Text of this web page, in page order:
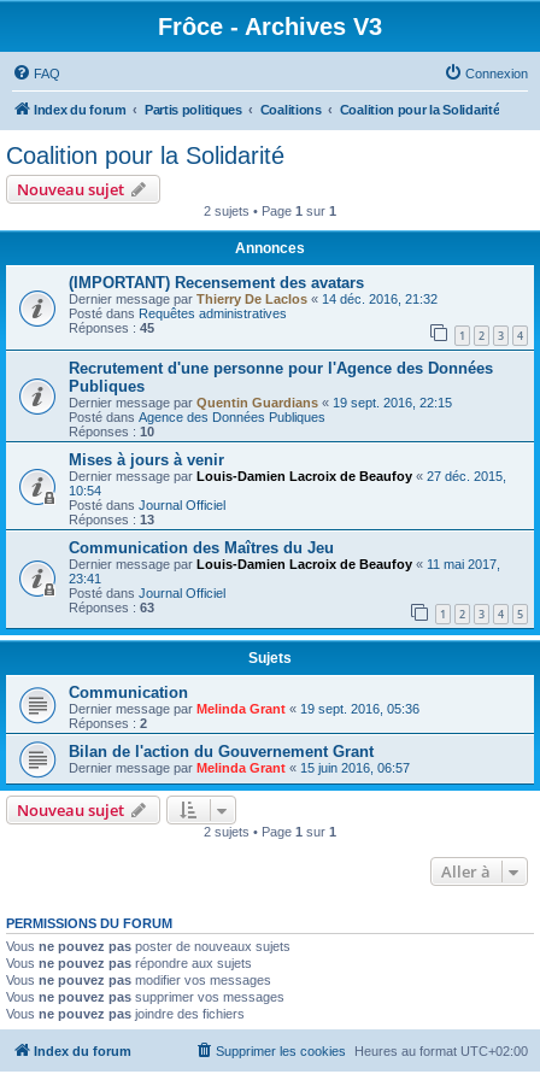
Frôce - Archives V3
FAQ Connexion
Index du forum Partis politiques Coalitions Coalition pour la Solidarité
Coalition pour la Solidarité
Nouveau sujet
2 sujets • Page 1 sur 1
Annonces
(IMPORTANT) Recensement des avatars
Dernier message par Thierry De Laclos « 14 déc. 2016, 21:32
Posté dans Requêtes administratives
Réponses : 45 1 2 3 4
Recrutement d'une personne pour l'Agence des Données
Publiques
Dernier message par Quentin Guardians « 19 sept. 2016, 22:15
Posté dans Agence des Données Publiques
Réponses : 10
Mises à jours à venir
Dernier message par Louis-Damien Lacroix de Beaufoy « 27 déc. 2015,
10:54
Posté dans Journal Officiel
Réponses : 13
Communication des Maîtres du Jeu
Dernier message par Louis-Damien Lacroix de Beaufoy « 11 mai 2017,
23:41
Posté dans Journal Officiel
Réponses : 63 1 2 3 4 5
Sujets
Communication
Dernier message par Melinda Grant « 19 sept. 2016, 05:36
Réponses : 2
Bilan de l'action du Gouvernement Grant
Dernier message par Melinda Grant « 15 juin 2016, 06:57
Nouveau sujet
2 sujets • Page 1 sur 1
Aller à
PERMISSIONS DU FORUM
Vous ne pouvez pas poster de nouveaux sujets
Vous ne pouvez pas répondre aux sujets
Vous ne pouvez pas modifier vos messages
Vous ne pouvez pas supprimer vos messages
Vous ne pouvez pas joindre des fichiers
Index du forum Heures au format UTC+02:00
Supprimer les cookies